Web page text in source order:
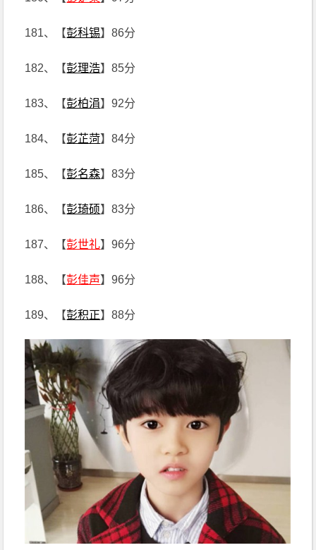
181、【彭科锡】86分
182、【彭理浩】85分
183、【彭柏涓】92分
184、【彭芷菏】84分
185、【彭名森】83分
186、【彭琦硕】83分
187、【彭世礼】96分
188、【彭佳声】96分
189、【彭积正】88分